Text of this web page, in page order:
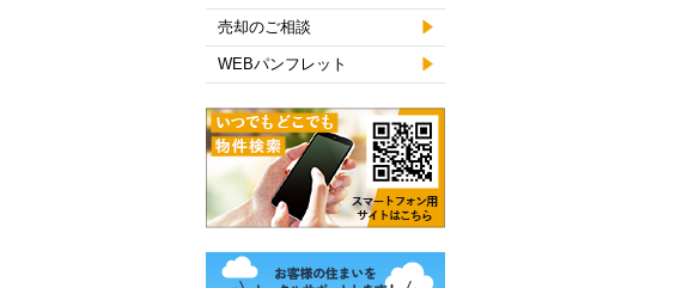
売却のご相談
WEBパンフレット